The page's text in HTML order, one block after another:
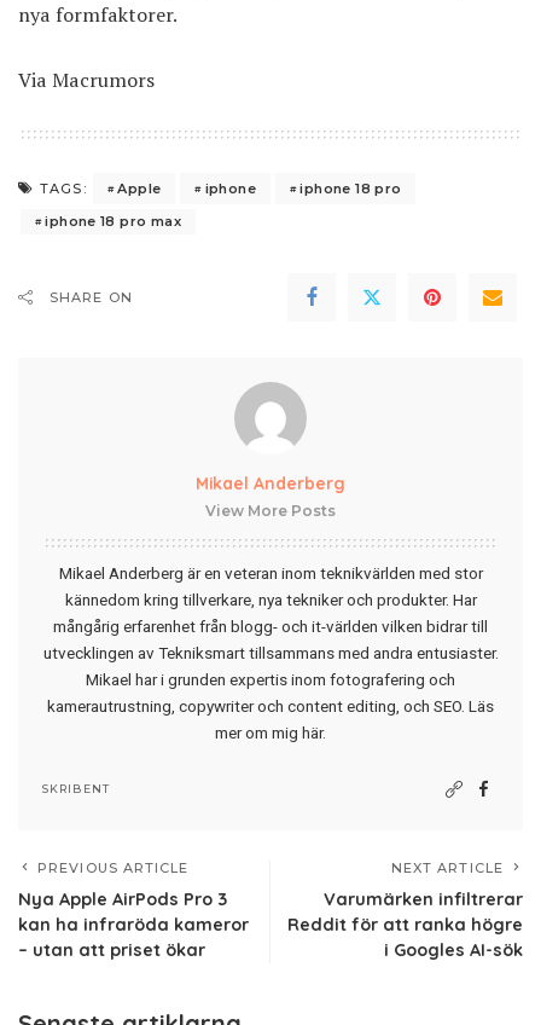
nya formfaktorer.
Via Macrumors
TAGS: Apple iphone
iphone 18 pro
iphone 18 pro max
SHARE ON
Mikael Anderberg
View More Posts
Mikael Anderberg är en veteran inom teknikvärlden med stor
kännedom kring tillverkare, nya tekniker och produkter. Har
mångårig erfarenhet från blogg- och it-världen vilken bidrar till
utvecklingen av Tekniksmart tillsammans med andra entusiaster.
Mikael har i grunden expertis inom fotografering och
kamerautrustning, copywriter och content editing, och SEO. Läs
mer om mig här.
SKRIBENT
PREVIOUS ARTICLE
Nya Apple AirPods Pro 3
kan ha infraröda kameror
– utan att priset ökar
NEXT ARTICLE
Varumärken infiltrerar
Reddit för att ranka högre
i Googles AI-sök